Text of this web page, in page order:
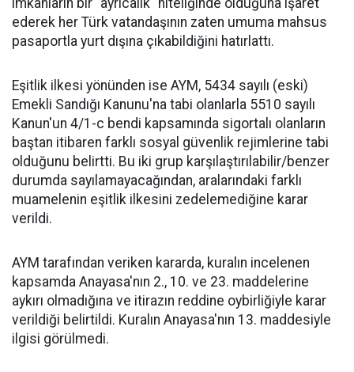
imkanların bir "ayrıcalık" niteliğinde olduğuna işaret
ederek her Türk vatandaşının zaten umuma mahsus
pasaportla yurt dışına çıkabildiğini hatırlattı.
Eşitlik ilkesi yönünden ise AYM, 5434 sayılı (eski)
Emekli Sandığı Kanunu'na tabi olanlarla 5510 sayılı
Kanun'un 4/1-c bendi kapsamında sigortalı olanların
baştan itibaren farklı sosyal güvenlik rejimlerine tabi
olduğunu belirtti. Bu iki grup karşılaştırılabilir/benzer
durumda sayılamayacağından, aralarındaki farklı
muamelenin eşitlik ilkesini zedelemediğine karar
verildi.
AYM tarafından veriken kararda, kuralın incelenen
kapsamda Anayasa'nın 2., 10. ve 23. maddelerine
aykırı olmadığına ve itirazın reddine oybirliğiyle karar
verildiği belirtildi. Kuralın Anayasa'nın 13. maddesiyle
ilgisi görülmedi.